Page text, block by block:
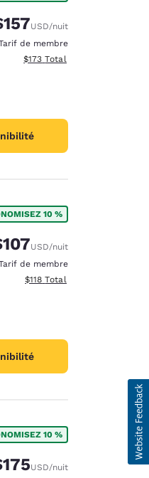
:
réduit :
USD/nuit
de membre
Afficher les détails totaux
$173 Total
10 %
:
réduit :
USD/nuit
de membre
Afficher les détails totaux
$118 Total
10 %
:
réduit :
USD/nuit